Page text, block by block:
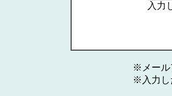
入力
※メール
※入力し